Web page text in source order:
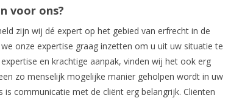
voor ons?
zijn wij dé expert op het gebied van erfrecht in de
onze expertise graag inzetten om u uit uw situatie te
en krachtige aanpak, vinden wij het ook erg
zo menselijk mogelijke manier geholpen wordt in uw
communicatie met de cliënt erg belangrijk. Cliënten